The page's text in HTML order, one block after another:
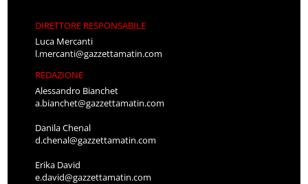
DIRETTORE RESPONSABILE
Luca Mercanti
l.mercanti@gazzettamatin.com
REDAZIONE
Alessandro Bianchet
a.bianchet@gazzettamatin.com
Danila Chenal
d.chenal@gazzettamatin.com
Erika David
e.david@gazzettamatin.com